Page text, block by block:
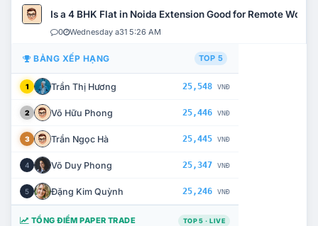
Is a 4 BHK Flat in Noida Extension Good for Remote Work?
0 Wednesday a31 5:26 AM
BẢNG XẾP HẠNG TOP 5
1 Trần Thị Hương 25,548 VNĐ
2 Võ Hữu Phong 25,446 VNĐ
3 Trần Ngọc Hà 25,445 VNĐ
4 Võ Duy Phong 25,347 VNĐ
5 Đặng Kim Quỳnh 25,246 VNĐ
TỔNG ĐIỂM PAPER TRADE TOP 5 · LIVE